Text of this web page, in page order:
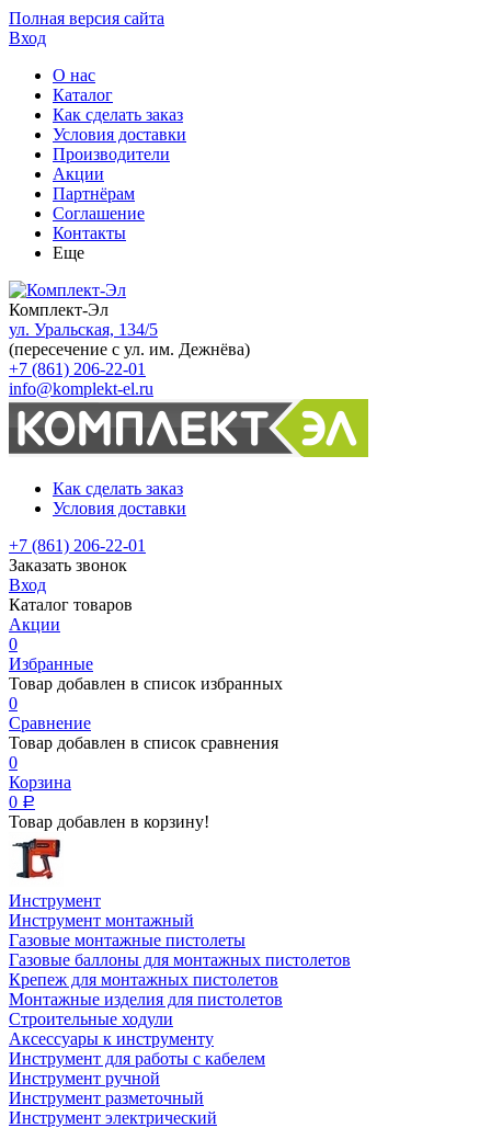
Полная версия сайта
Вход
О нас
Каталог
Как сделать заказ
Условия доставки
Производители
Акции
Партнёрам
Соглашение
Контакты
Еще
Комплект-Эл
ул. Уральская, 134/5
(пересечение с ул. им. Дежнёва)
+7 (861) 206-22-01
info@komplekt-el.ru
Как сделать заказ
Условия доставки
+7 (861) 206-22-01
Заказать звонок
Вход
Каталог товаров
Акции
0
Избранные
Товар добавлен в список избранных
0
Сравнение
Товар добавлен в список сравнения
0
Корзина
0 Р
Товар добавлен в корзину!
Инструмент
Инструмент монтажный
Газовые монтажные пистолеты
Газовые баллоны для монтажных пистолетов
Крепеж для монтажных пистолетов
Монтажные изделия для пистолетов
Строительные ходули
Аксессуары к инструменту
Инструмент для работы с кабелем
Инструмент ручной
Инструмент разметочный
Инструмент электрический